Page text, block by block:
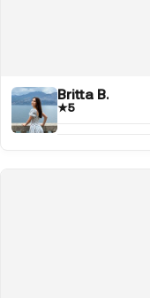
Britta B.
★5